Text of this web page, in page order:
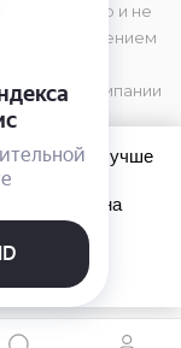
характер и не
положением
компании
работал лучше
на